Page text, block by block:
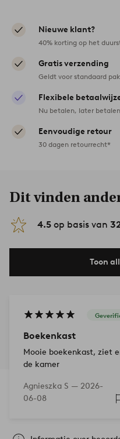
Nieuwe klant?
40% korting op het
Gratis verzending
Geldt voor standaard
Flexibele
Nu betalen, later
Eenvoudige retour
30 dagen retourrecht*
Dit vinden
4.5 op basis van
Toon
Boekenkast
Mooie boekenkast, ziet
de kamer
Agnieszka S — 2026-
06-08